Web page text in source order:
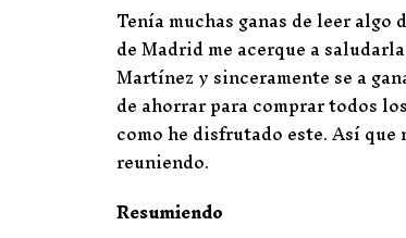
Tenía muchas ganas de leer
de Madrid me acerque a
Martínez y sinceramente se a
de ahorrar para comprar todos
como he disfrutado este. Así
reuniendo.
Resumiendo